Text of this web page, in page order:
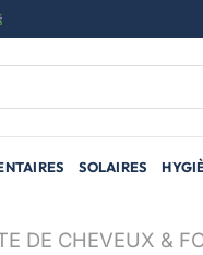
SOLAIRES
DE CHEVEUX &